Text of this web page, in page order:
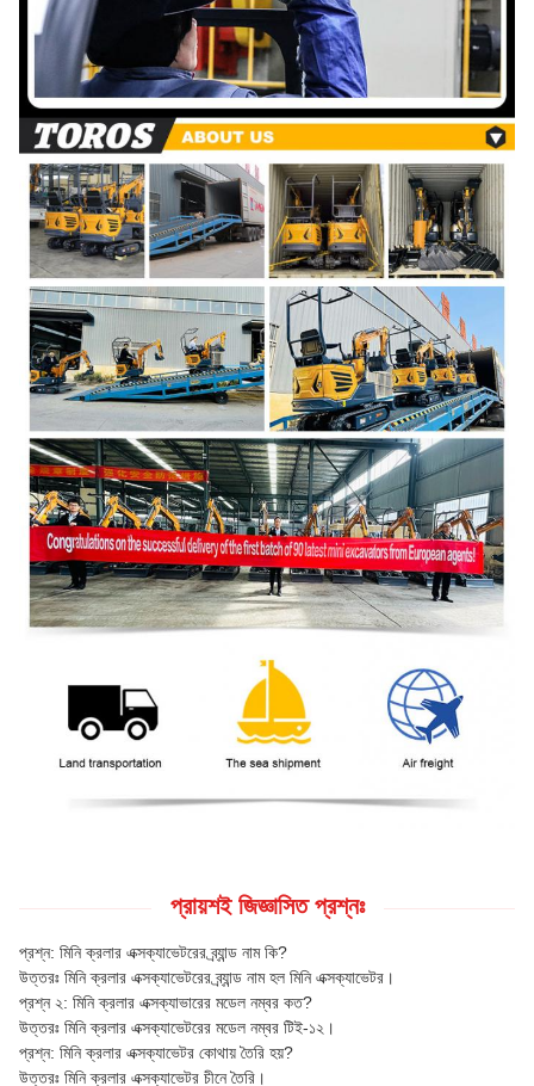
প্রায়শই জিজ্ঞাসিত প্রশ্নঃ
প্রশ্ন: মিনি ক্রলার এক্সক্যাভেটরের ব্র্যান্ড নাম কি?
উত্তরঃ মিনি ক্রলার এক্সক্যাভেটরের ব্র্যান্ড নাম হল মিনি এক্সক্যাভেটর।
প্রশ্ন ২: মিনি ক্রলার এক্সক্যাভারের মডেল নম্বর কত?
উত্তরঃ মিনি ক্রলার এক্সক্যাভেটরের মডেল নম্বর টিই-১২।
প্রশ্ন: মিনি ক্রলার এক্সক্যাভেটর কোথায় তৈরি হয়?
উত্তরঃ মিনি ক্রলার এক্সক্যাভেটর চীনে তৈরি।